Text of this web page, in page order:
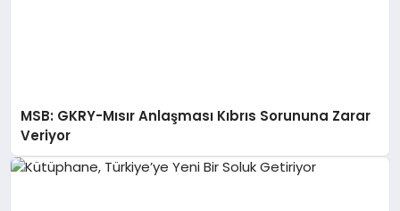
MSB: GKRY-Mısır Anlaşması Kıbrıs Sorununa Zarar
Veriyor